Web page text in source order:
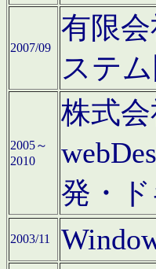
2007/09
有限
ステ
2005～
2010
株式
発・
2003/11